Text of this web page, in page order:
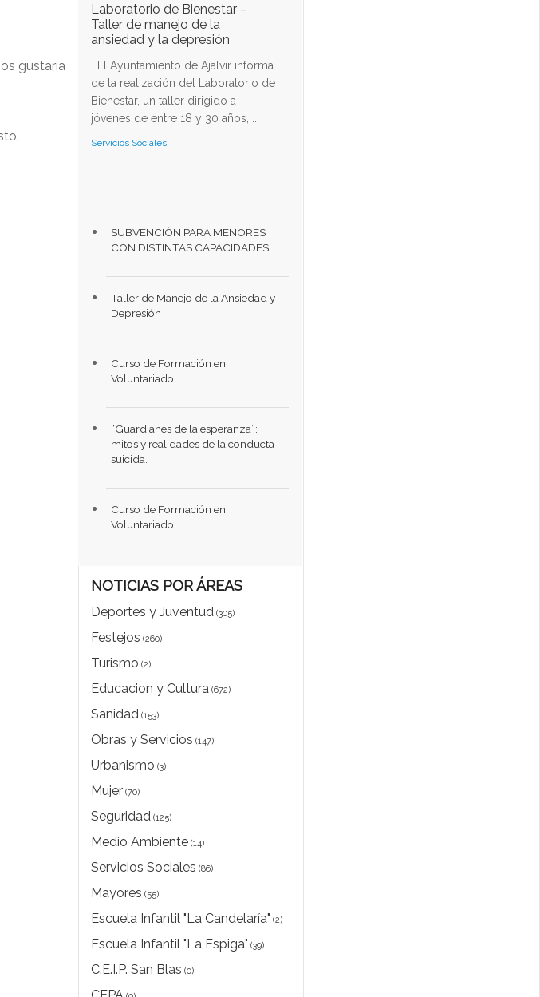
gustaría
Laboratorio de Bienestar –
Taller de manejo de la
ansiedad y la depresión
El Ayuntamiento de Ajalvir informa
de la realización del Laboratorio de
Bienestar, un taller dirigido a
jóvenes de entre 18 y 30 años, ...
Servicios Sociales
SUBVENCIÓN PARA MENORES
CON DISTINTAS CAPACIDADES
Taller de Manejo de la Ansiedad y
Depresión
Curso de Formación en
Voluntariado
“Guardianes de la esperanza”:
mitos y realidades de la conducta
suicida.
Curso de Formación en
Voluntariado
NOTICIAS POR ÁREAS
Deportes y Juventud (305)
Festejos (260)
Turismo (2)
Educacion y Cultura (672)
Sanidad (153)
Obras y Servicios (147)
Urbanismo (3)
Mujer (70)
Seguridad (125)
Medio Ambiente (14)
Servicios Sociales (86)
Mayores (55)
Escuela Infantil "La Candelaría" (2)
Escuela Infantil "La Espiga" (39)
C.E.I.P. San Blas (0)